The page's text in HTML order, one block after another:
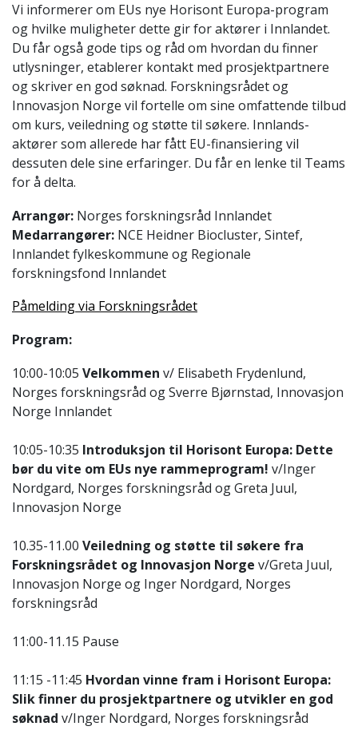
Vi informerer om EUs nye Horisont Europa-program
og hvilke muligheter dette gir for aktører i Innlandet.
Du får også gode tips og råd om hvordan du finner
utlysninger, etablerer kontakt med prosjektpartnere
og skriver en god søknad. Forskningsrådet og
Innovasjon Norge vil fortelle om sine omfattende tilbud
om kurs, veiledning og støtte til søkere. Innlands-
aktører som allerede har fått EU-finansiering vil
dessuten dele sine erfaringer. Du får en lenke til Teams
for å delta.
Arrangør: Norges forskningsråd Innlandet
Medarrangører: NCE Heidner Biocluster, Sintef,
Innlandet fylkeskommune og Regionale
forskningsfond Innlandet
Påmelding via Forskningsrådet
Program:
10:00-10:05 Velkommen v/ Elisabeth Frydenlund,
Norges forskningsråd og Sverre Bjørnstad, Innovasjon
Norge Innlandet
10:05-10:35 Introduksjon til Horisont Europa: Dette
bør du vite om EUs nye rammeprogram! v/Inger
Nordgard, Norges forskningsråd og Greta Juul,
Innovasjon Norge
10.35-11.00 Veiledning og støtte til søkere fra
Forskningsrådet og Innovasjon Norge v/Greta Juul,
Innovasjon Norge og Inger Nordgard, Norges
forskningsråd
11:00-11.15 Pause
11:15 -11:45 Hvordan vinne fram i Horisont Europa:
Slik finner du prosjektpartnere og utvikler en god
søknad v/Inger Nordgard, Norges forskningsråd